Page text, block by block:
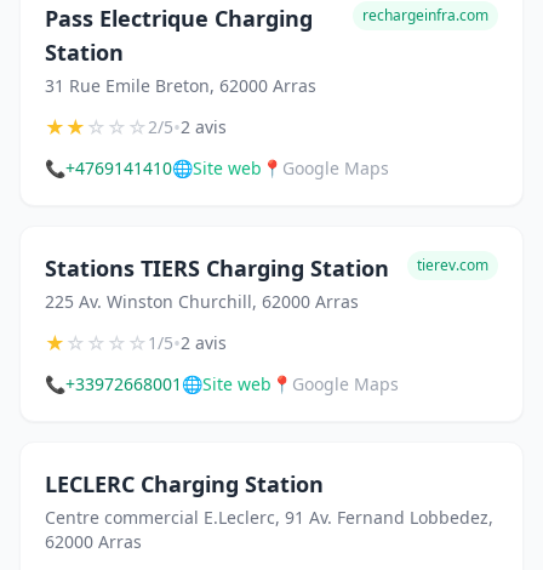
Pass Electrique Charging
Station
31 Rue Emile Breton, 62000 Arras
rechargeinfra.com
★★☆☆☆2/5•2 avis
📞+4769141410🌐Site web 📍 Google Maps
Stations TIERS Charging Station
225 Av. Winston Churchill, 62000 Arras
tierev.com
★☆☆☆☆1/5•2 avis
📞+33972668001 🌐Site web 📍 Google Maps
LECLERC Charging Station
Centre commercial E.Leclerc, 91 Av. Fernand Lobbedez,
62000 Arras